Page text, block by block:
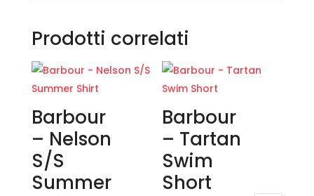
Prodotti correlati
Barbour
– Nelson
S/S
Summer
Barbour
– Tartan
Swim
Short